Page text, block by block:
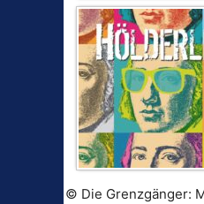
© Die Grenzgänger: